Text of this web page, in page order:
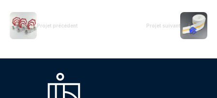
Projet précédent Projet suivant